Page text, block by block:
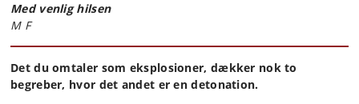
Med venlig hilsen
M F
Det du omtaler som eksplosioner, dækker nok to
begreber, hvor det andet er en detonation.